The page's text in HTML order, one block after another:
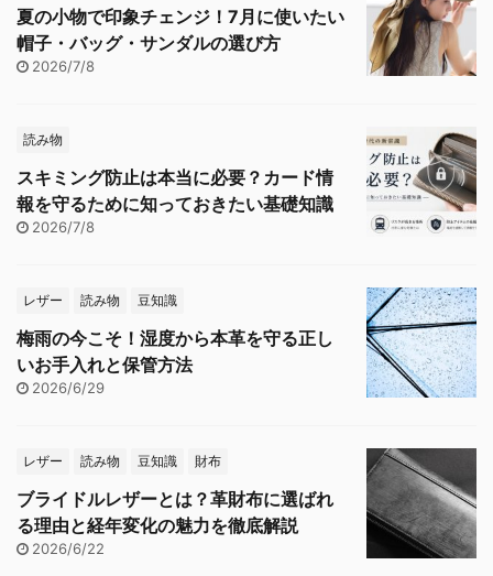
夏の小物で印象チェンジ！7月に使いたい
帽子・バッグ・サンダルの選び方
2026/7/8
読み物
スキミング防止は本当に必要？カード情
報を守るために知っておきたい基礎知識
2026/7/8
レザー 読み物 豆知識
梅雨の今こそ！湿度から本革を守る正し
いお手入れと保管方法
2026/6/29
レザー 読み物 豆知識 財布
ブライドルレザーとは？革財布に選ばれ
る理由と経年変化の魅力を徹底解説
2026/6/22